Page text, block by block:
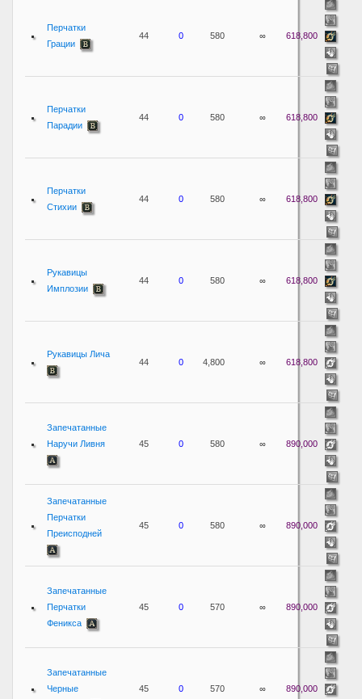
Перчатки
Грации
44 0 580 ∞ 618,800
Перчатки
Парадии
44 0 580 ∞ 618,800
Перчатки
Стихии
44 0 580 ∞ 618,800
Рукавицы
Имплозии
44 0 580 ∞ 618,800
Рукавицы Лича
44
0 4,800 ∞ 618,800
Запечатанные
Наручи Ливня
45 0 580 ∞ 890,000
Запечатанные
Перчатки
Преисподней
45 0 580 ∞ 890,000
Запечатанные
Перчатки
Феникса
45 0 570 ∞ 890,000
Запечатанные
Черные
45 0 570 ∞ 890,000